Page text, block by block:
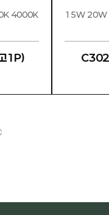
15W 20W